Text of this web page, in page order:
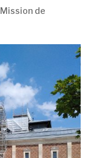
Mission de